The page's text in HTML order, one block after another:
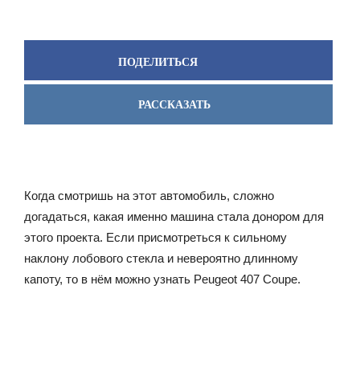
ПОДЕЛИТЬСЯ
РАССКАЗАТЬ
Когда смотришь на этот автомобиль, сложно
догадаться, какая именно машина стала донором для
этого проекта. Если присмотреться к сильному
наклону лобового стекла и невероятно длинному
капоту, то в нём можно узнать Peugeot 407 Coupe.